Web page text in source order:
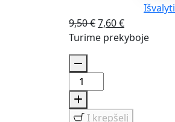
Išvalyti
9,50€Original
price
7,60€Current
price
Turime prekyboje
produkto
kiekis:
Nantes3
Į krepšelį